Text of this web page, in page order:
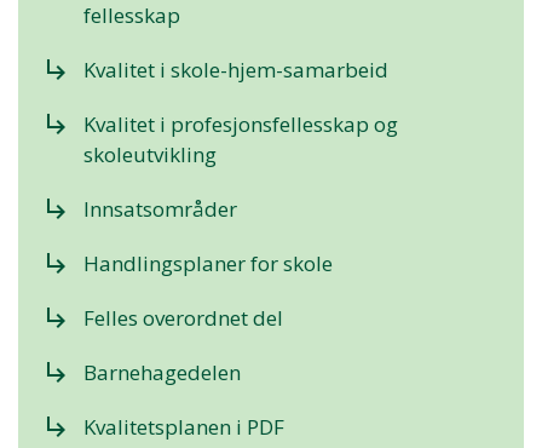
fellesskap
subdirectory_arrow_right Kvalitet i skole-hjem-samarbeid
subdirectory_arrow_right
Kvalitet i profesjonsfellesskap og
skoleutvikling
subdirectory_arrow_right Innsatsområder
subdirectory_arrow_right Handlingsplaner for skole
subdirectory_arrow_right Felles overordnet del
subdirectory_arrow_right Barnehagedelen
subdirectory_arrow_right Kvalitetsplanen i PDF